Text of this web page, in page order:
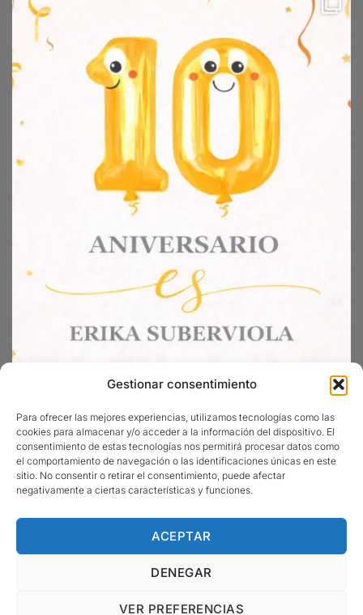
Gestionar consentimiento
Para ofrecer las mejores experiencias, utilizamos tecnologías como las
cookies para almacenar y/o acceder a la información del dispositivo. El
consentimiento de estas tecnologías nos permitirá procesar datos como
el comportamiento de navegación o las identificaciones únicas en este
sitio. No consentir o retirar el consentimiento, puede afectar
negativamente a ciertas características y funciones.
ACEPTAR
DENEGAR
VER PREFERENCIAS
Sigueme en Instagram